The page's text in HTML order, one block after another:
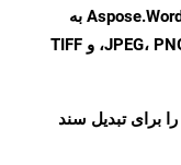
اسناد Word را با استفاده از Aspose.Words Cloud API به
چندین فرمت تصویر از جمله JPEG، PNG، BMP، GIF، و TIFF
را برای تبدیل سند